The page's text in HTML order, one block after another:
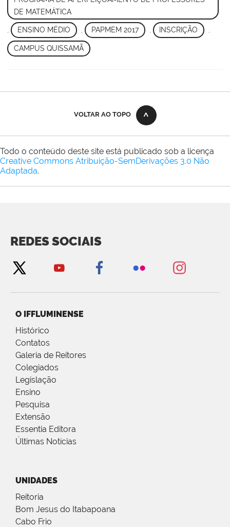
DE MATEMÁTICA
, ENSINO MÉDIO , PAPMEM 2017 , INSCRIÇÃO ,
CAMPUS QUISSAMÃ
VOLTAR AO TOPO
Todo o conteúdo deste site está publicado sob a licença
Creative Commons Atribuição-SemDerivações 3.0 Não
Adaptada.
REDES SOCIAIS
O IFFLUMINENSE
Histórico
Contatos
Galeria de Reitores
Colegiados
Legislação
Ensino
Pesquisa
Extensão
Essentia Editora
Últimas Notícias
UNIDADES
Reitoria
Bom Jesus do Itabapoana
Cabo Frio